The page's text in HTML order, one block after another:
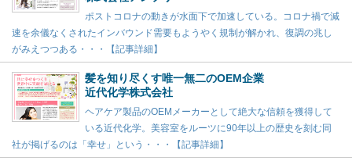
ポストコロナの動きが水面下で加速している。コロナ禍で減
速を余儀なくされたインバウンド需要もようやく規制が解かれ、復調の兆し
がみえつつある・・・【記事詳細】
髪を知り尽くす唯一無二のOEM企業
近代化学株式会社
ヘアケア製品のOEMメーカーとして絶大な信頼を獲得して
いる近代化学。美容室をルーツに90年以上の歴史を刻む同
社が掲げるのは「幸せ」という・・・【記事詳細】